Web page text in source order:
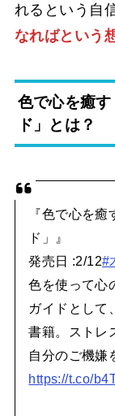
れるという自
なればという
色で心を癒
ド」とは？
『色で心を
ド」』
発売日 :2/12#
色を使って心
ガイドとして
書籍。ストレ
自分のご機嫌
https://t.co/